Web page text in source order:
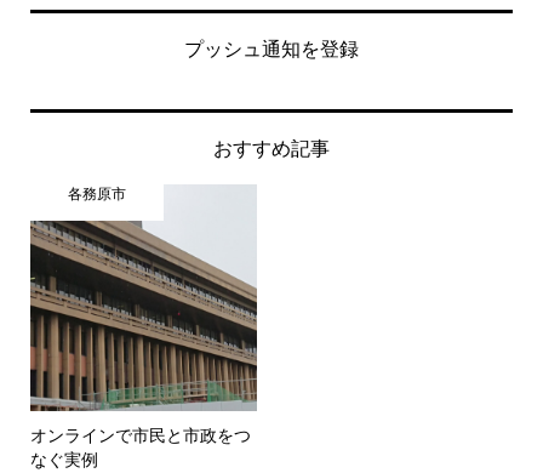
プッシュ通知を登録
おすすめ記事
各務原市
オンラインで市民と市政をつ
なぐ実例